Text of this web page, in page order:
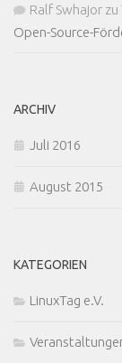
Ralf Swhajor zu
Open-Source-
ARCHIV
Juli 2016
August 2015
KATEGORIEN
LinuxTag e.V.